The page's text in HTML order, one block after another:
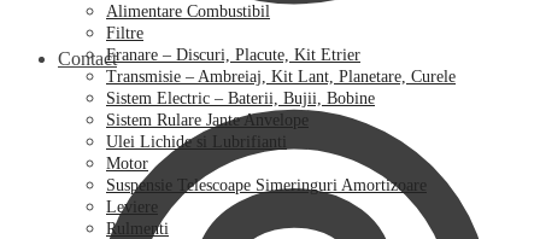
Contact
Alimentare Combustibil
Filtre
Franare – Discuri, Placute, Kit Etrier
Transmisie – Ambreiaj, Kit Lant, Planetare, Curele
Sistem Electric – Baterii, Bujii, Bobine
Sistem Rulare Jante Anvelope
Ulei Lichide si Lubrifianti
Motor
Suspensie Telescoape Simeringuri Amortizoare
Leviere
Rulmenti